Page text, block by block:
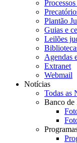
Plantão
Guias e
Leilões
Agendas
Extranet
Webmail
Notícias
Todas as
Banco de